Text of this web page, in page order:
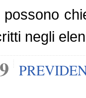
negli